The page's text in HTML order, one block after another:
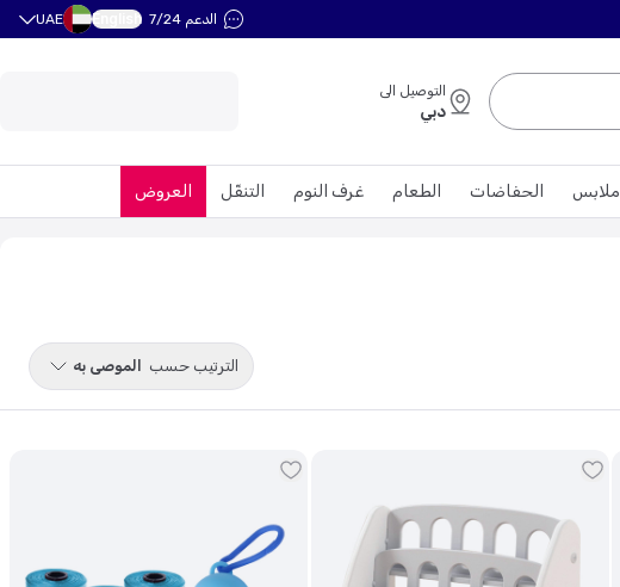
الدعم 7/24 English
UAE
التوصيل الى
دبي
العروض التنقّل غرف النوم الطعام الحفاضات ملابس
الترتيب حسب الموصى به